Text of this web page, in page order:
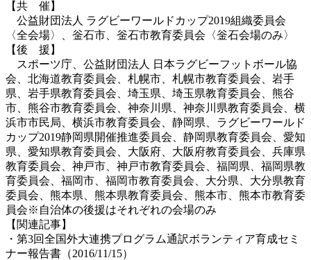
【共 催】
公益財団法人 ラグビーワールドカップ2019組織委員会
〈全会場〉、釡石市、釡石市教育委員会〈釡石会場のみ〉
【後 援】
スポーツ庁、公益財団法人 日本ラグビーフットボール協
会、北海道教育委員会、札幌市、札幌市教育委員会、岩手
県、岩手県教育委員会、埼玉県、埼玉県教育委員会、熊谷
市、熊谷市教育委員会、神奈川県、神奈川県教育委員会、横
浜市市民局、横浜市教育委員会、静岡県、ラグビーワールド
カップ2019静岡県開催推進委員会、静岡県教育委員会、愛知
県、愛知県教育委員会、大阪府、大阪府教育委員会、兵庫県
教育委員会、神戸市、神戸市教育委員会、福岡県、福岡県教
育委員会、福岡市、福岡市教育委員会、大分県、大分県教育
委員会、熊本県、熊本県教育委員会、熊本市、熊本市教育委
員会※自治体の後援はそれぞれの会場のみ
【関連記事】
・第3回全国外大連携プログラム通訳ボランティア育成セミ
ナー報告書（2016/11/15）